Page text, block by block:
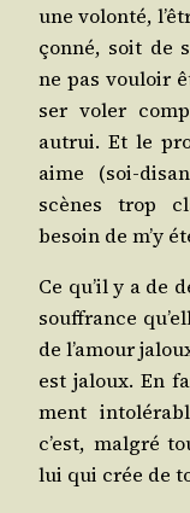
une volon­té,
çon­né, soit de
ne pas vou­loir
ser voler
autrui. Et le
aime (soi-
scènes trop
besoin de m’y
Ce qu’il y a de
souf­france
de l’a­mour
est jaloux. En
ment
c’est, mal­gré
lui qui crée de